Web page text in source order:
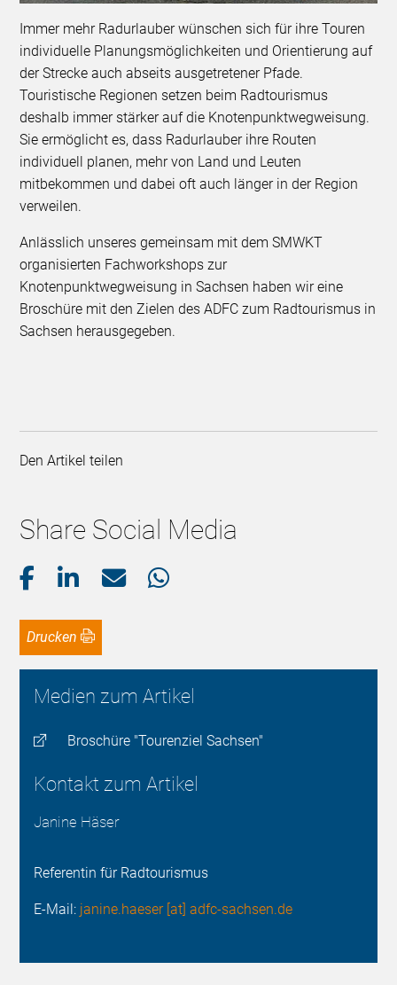
Immer mehr Radurlauber wünschen sich für ihre Touren
individuelle Planungsmöglichkeiten und Orientierung auf
der Strecke auch abseits ausgetretener Pfade.
Touristische Regionen setzen beim Radtourismus
deshalb immer stärker auf die Knotenpunktwegweisung.
Sie ermöglicht es, dass Radurlauber ihre Routen
individuell planen, mehr von Land und Leuten
mitbekommen und dabei oft auch länger in der Region
verweilen.
Anlässlich unseres gemeinsam mit dem SMWKT
organisierten Fachworkshops zur
Knotenpunktwegweisung in Sachsen haben wir eine
Broschüre mit den Zielen des ADFC zum Radtourismus in
Sachsen herausgegeben.
Den Artikel teilen
Share Social Media
Drucken
Medien zum Artikel
Broschüre "Tourenziel Sachsen"
Kontakt zum Artikel
Janine Häser
Referentin für Radtourismus
E-Mail: janine.haeser [at] adfc-sachsen.de